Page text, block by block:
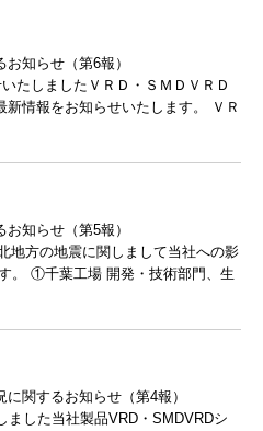
知らせ（第6報）
たしましたＶＲＤ・ＳＭＤＶＲＤ
情報をお知らせいたします。 ＶＲ
知らせ（第5報）
地方の地震に関しまして当社への影
①千葉工場 開発・技術部門、生
関するお知らせ（第4報）
ました当社製品VRD・SMDVRDシ